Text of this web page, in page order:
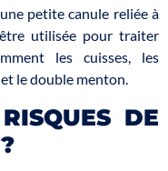
petite canule reliée à
utilisée pour traiter
les cuisses, les
et le double menton.
DE